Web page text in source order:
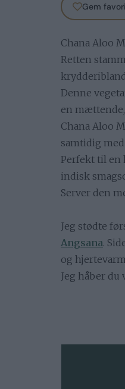
Gem
Chana Aloo
Retten
Denne
en
Chana Aloo
samtidig
Perfekt til en
indisk
Server den
Jeg stødte
Angsana.
og
Jeg håber